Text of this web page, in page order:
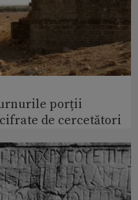
porții
de cercetători